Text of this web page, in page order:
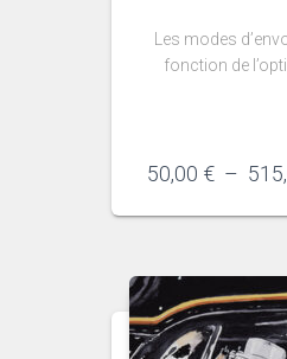
Les modes
fonction de
50,00 € –